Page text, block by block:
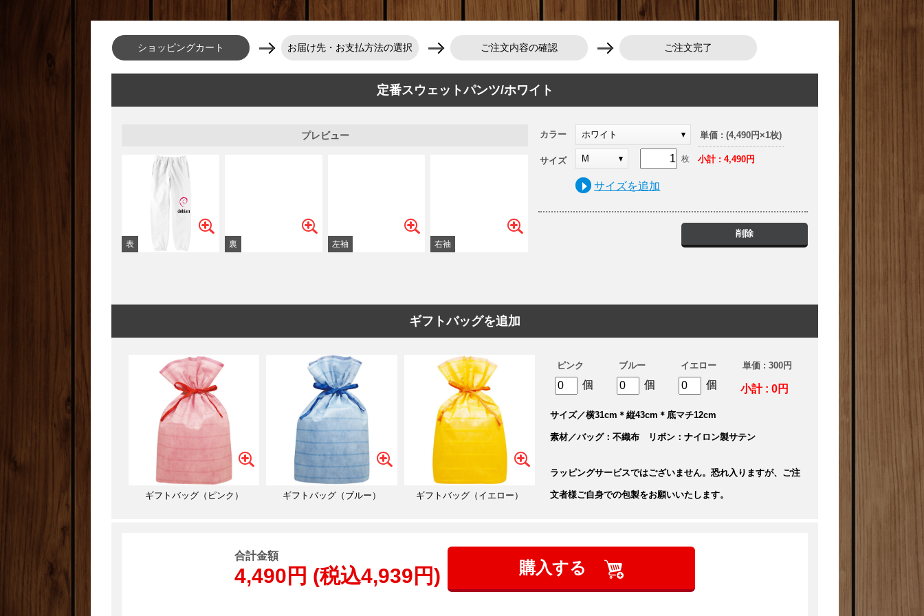
ショッピングカート お届け先・お支払方法の選択 ご注文内容の確認 ご注文完了
定番スウェットパンツ/ホワイト
プレビュー カラー ホワイト
M 枚
サイズ
サイズを追加
単価 : (4,490円×1枚)
小計 : 4,490円
削除
ギフトバッグを追加
ギフトバッグ（ピンク） ギフトバッグ（ブルー） ギフトバッグ（イエロー）
ピンク
個
ブルー
個
イエロー
個
単価 : 300円
小計 : 0円
サイズ／横31cm＊縦43cm＊底マチ12cm
素材／バッグ：不織布 リボン：ナイロン製サテン
ラッピングサービスではございません。恐れ入りますが、ご注
文者様ご自身での包製をお願いいたします。
合計金額
4,490円 (税込4,939円) 購入する